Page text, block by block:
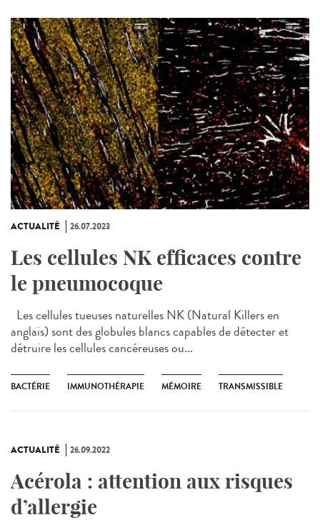
ACTUALITÉ 26.07.2023
Les cellules NK efficaces contre
le pneumocoque
Les cellules tueuses naturelles NK (Natural Killers en
anglais) sont des globules blancs capables de détecter et
détruire les cellules cancéreuses ou...
BACTÉRIE IMMUNOTHÉRAPIE MÉMOIRE TRANSMISSIBLE
ACTUALITÉ 26.09.2022
Acérola : attention aux risques
d’allergie